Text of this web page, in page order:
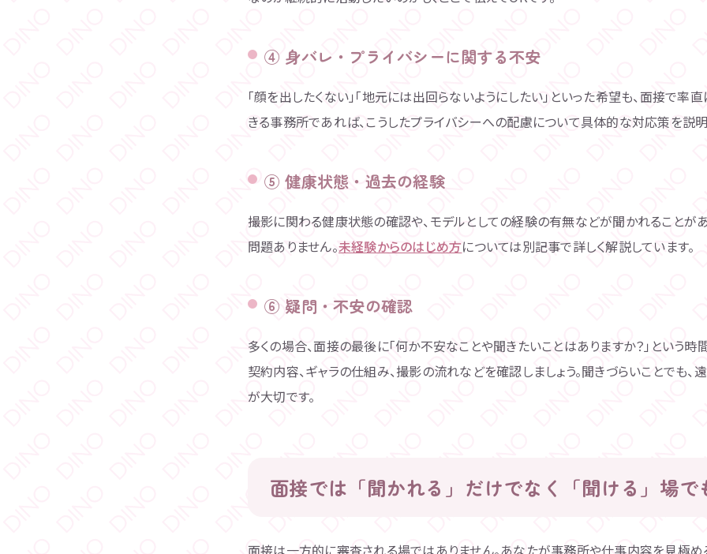
④ 身バレ・プライバシーに関する不安
「顔を出したくない」「地元には出回らないようにしたい」といった希望も、面接で率
きる事務所であれば、こうしたプライバシーへの配慮について具体的な対応策を説明
⑤ 健康状態・過去の経験
撮影に関わる健康状態の確認や、モデルとしての経験の有無などが聞かれることが
問題ありません。未経験からのはじめ方については別記事で詳しく解説しています。
⑥ 疑問・不安の確認
多くの場合、面接の最後に「何か不安なことや聞きたいことはありますか？」という時
契約内容、ギャラの仕組み、撮影の流れなどを確認しましょう。聞きづらいことでも、
が大切です。
面接では「聞かれる」だけでなく「聞ける」場で
面接は一方的に審査される場ではありません。あなたが事務所や仕事内容を見極め